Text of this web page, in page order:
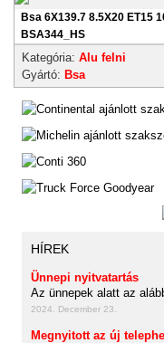
Bsa 6X139.7 8.5X20 ET15
BSA344_HS
Kategória: Alu felni
Gyártó: Bsa
HÍREK
Ünnepi nyitvatartás
Az ünnepek alatt az
2024. December 23.
Megnyitott az új